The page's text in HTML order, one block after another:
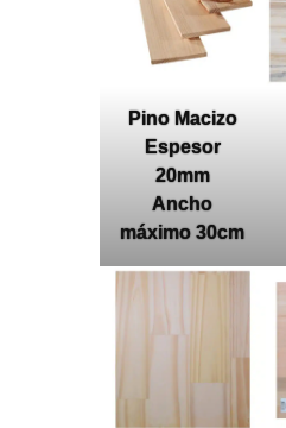
Pino Macizo
Espesor
20mm
Ancho
máximo 30cm